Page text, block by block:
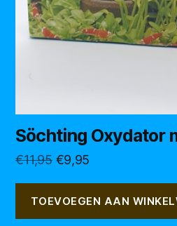
Söchting Oxydator
€11,95 Oorspronkelijke
was:
€11,95.
€9,95
is:
€9,95.
TOEVOEGEN AAN